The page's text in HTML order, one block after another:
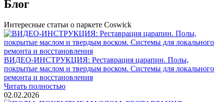
Блог
Интересные статьи о паркете Coswick
ВИДЕО-ИНСТРУКЦИЯ: Реставрация царапин. Полы,
покрытые маслом и твердым воском. Системы для локального
ремонта и восстановления
Читать полностью
02.02.2026